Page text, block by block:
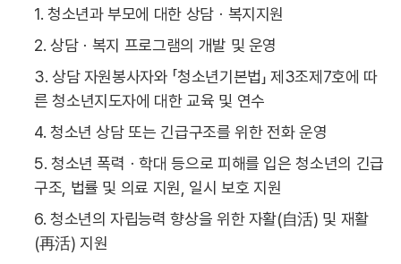
1. 청소년과 부모에 대한 상담ㆍ복지지원
2. 상담ㆍ복지 프로그램의 개발 및 운영
3. 상담 자원봉사자와 「청소년기본법」 제3조제7호에 따
른 청소년지도자에 대한 교육 및 연수
4. 청소년 상담 또는 긴급구조를 위한 전화 운영
5. 청소년 폭력ㆍ학대 등으로 피해를 입은 청소년의 긴급
구조, 법률 및 의료 지원, 일시 보호 지원
6. 청소년의 자립능력 향상을 위한 자활(自活) 및 재활
(再活) 지원